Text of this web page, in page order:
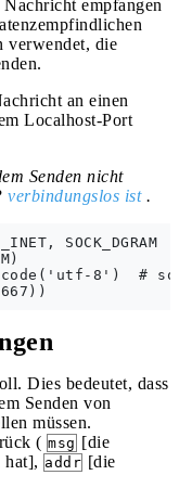
empfangen
verwendet, die
an einen
Localhost-Port
Senden nicht
verbindungslos ist.
SOCK_DGRAM
8')  #
Dies bedeutet, dass
Senden von
müssen.
( msg [die
hat], addr [die